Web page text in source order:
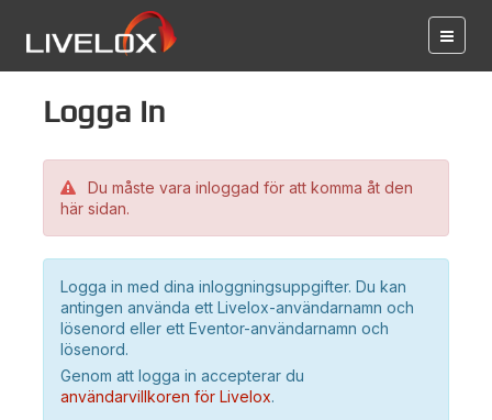
Logga in
Du måste vara inloggad för att komma åt den
här sidan.
Logga in med dina inloggningsuppgifter. Du kan
antingen använda ett Livelox-användarnamn och
lösenord eller ett Eventor-användarnamn och
lösenord.
Genom att logga in accepterar du
användarvillkoren för Livelox.